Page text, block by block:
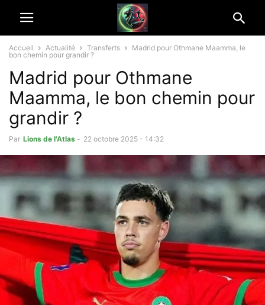
Accueil Actualité Transferts
Madrid pour Othmane Maamma, le
bon chemin pour grandir ?
Madrid pour Othmane
Maamma, le bon chemin pour
grandir ?
Par Lions de l'Atlas - 22 octobre 2025 - 14:32